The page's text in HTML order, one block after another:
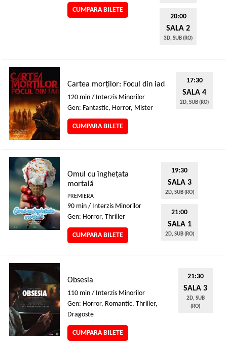
CUMPARA BILETE
20:00
SALA 2
3D, SUB (RO)
Cartea morților: Focul din iad
120 min / Interzis Minorilor
Gen: Fantastic, Horror, Mister
CUMPARA BILETE
17:30
SALA 4
2D, SUB (RO)
Omul cu înghețata
mortală
PREMIERA
90 min / Interzis Minorilor
Gen: Horror, Thriller
CUMPARA BILETE
19:30
SALA 3
2D, SUB (RO)
21:00
SALA 1
2D, SUB (RO)
Obsesia
110 min / Interzis Minorilor
Gen: Horror, Romantic, Thriller,
Dragoste
CUMPARA BILETE
21:30
SALA 3
2D, SUB
(RO)